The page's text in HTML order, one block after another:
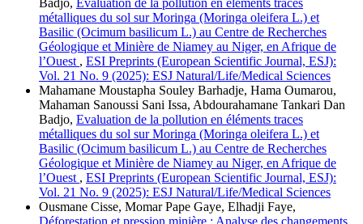
métalliques du sol sur Moringa (Moringa oleifera L.) et
Basilic (Ocimum basilicum L.) au Centre de Recherches
Géologique et Minière de Niamey au Niger, en Afrique de
l’Ouest , ESI Preprints (European Scientific Journal, ESJ):
Vol. 21 No. 9 (2025): ESJ Natural/Life/Medical Sciences
Mahamane Moustapha Souley Barhadje, Hama Oumarou,
Mahaman Sanoussi Sani Issa, Abdourahamane Tankari Dan
Badjo, Evaluation de la pollution en éléments traces
métalliques du sol sur Moringa (Moringa oleifera L.) et
Basilic (Ocimum basilicum L.) au Centre de Recherches
Géologique et Minière de Niamey au Niger, en Afrique de
l’Ouest , ESI Preprints (European Scientific Journal, ESJ):
Vol. 21 No. 9 (2025): ESJ Natural/Life/Medical Sciences
Ousmane Cisse, Momar Pape Gaye, Elhadji Faye,
Déforestation et pression minière : Analyse des changements